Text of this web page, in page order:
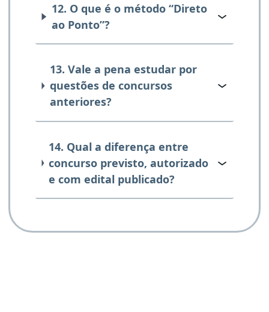
12. O que é o método “Direto
ao Ponto”?
13. Vale a pena estudar por
questões de concursos
anteriores?
14. Qual a diferença entre
concurso previsto, autorizado
e com edital publicado?